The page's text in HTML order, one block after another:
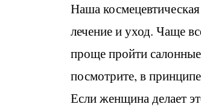
Наша
лечение и уход. Чаще
проще пройти
посмотрите, в
Если женщина делает